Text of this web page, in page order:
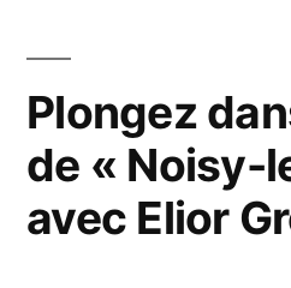
Plongez
de « Noisy-
avec Elior